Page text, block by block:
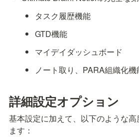
タスク履歴機能
GTD機能
マイデイダッシュボード
ノート取り、PARA組織化
詳細設定オプション
基本設定に加えて、以下のような
ます：